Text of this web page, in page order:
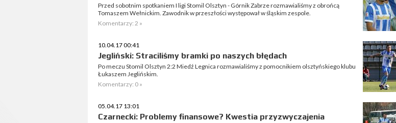
Przed sobotnim spotkaniem I ligi Stomil Olsztyn - Górnik Zabrze rozmawialiśmy z obrońcą
Tomaszem Wełnickim. Zawodnik w przeszłości występował w śląskim zespole.
Komentarzy: 2 »
10.04.17 00:41
Jegliński: Straciliśmy bramki po naszych błędach
Po meczu Stomil Olsztyn 2:2 Miedź Legnica rozmawialiśmy z pomocnikiem olsztyńskiego klubu
Łukaszem Jeglińskim.
Komentarzy: 0 »
05.04.17 13:01
Czarnecki: Problemy finansowe? Kwestia przyzwyczajenia